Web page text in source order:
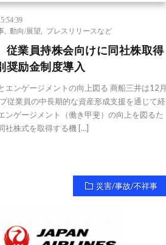
動向/展望 プレスリリースなど
従業員持株会向けに同社株取得
奨励金制度導入
エンゲージメントの向上図る 商船三井は12月
従業員の中長期的な資産形成支援を通じて経
ンゲージメント（働き甲斐）の向上を図るた
社株式を取得する機 […]
災害/事故/不祥事